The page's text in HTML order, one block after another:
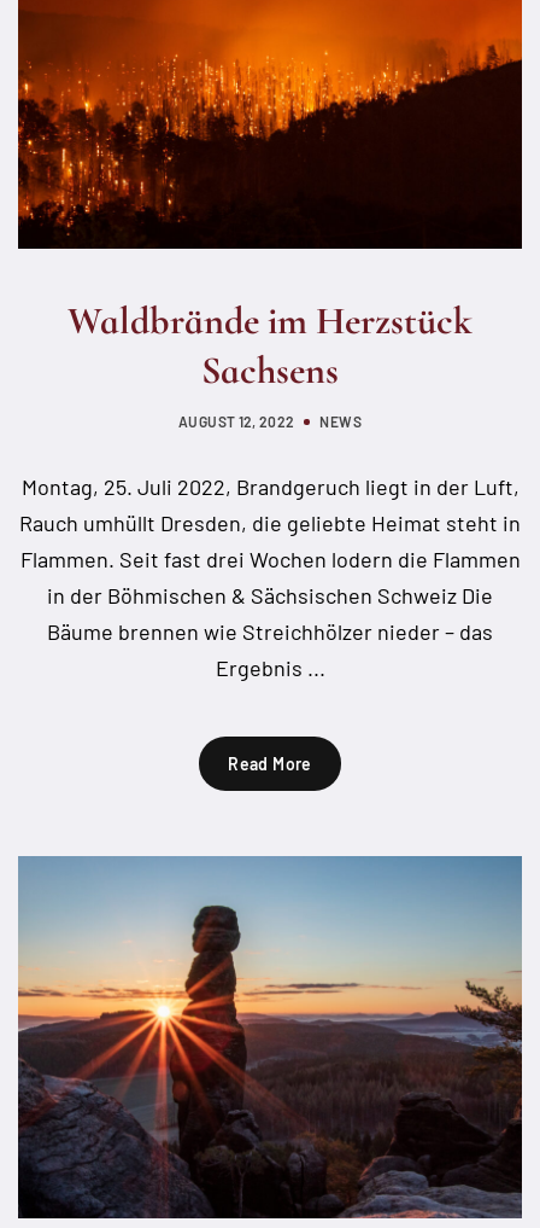
Waldbrände im Herzstück
Sachsens
AUGUST 12, 2022 NEWS
Montag, 25. Juli 2022, Brandgeruch liegt in der Luft,
Rauch umhüllt Dresden, die geliebte Heimat steht in
Flammen. Seit fast drei Wochen lodern die Flammen
in der Böhmischen & Sächsischen Schweiz Die
Bäume brennen wie Streichhölzer nieder – das
Ergebnis ...
Read More